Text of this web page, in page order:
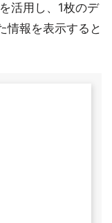
活用し、1枚のデ
情報を表示すると